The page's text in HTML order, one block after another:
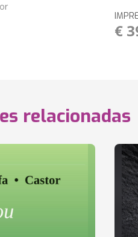
€
relacionadas